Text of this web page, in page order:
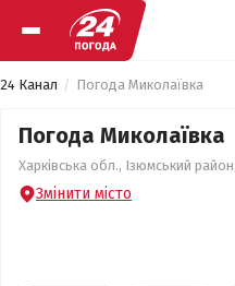
24 Канал Погода Миколаївка
Погода Миколаївка
Харківська обл., Ізюмський
Змінити місто